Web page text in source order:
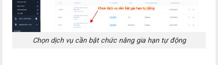
Chọn dịch vụ cần bật chức năng gia hạn tự động